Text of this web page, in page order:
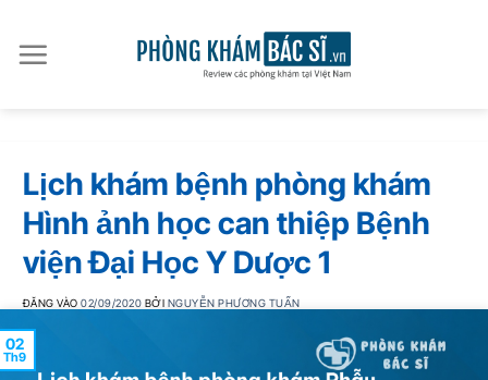
qua
nội
Lịch khám bệnh phòng khám
Hình ảnh học can thiệp Bệnh
viện Đại Học Y Dược 1
ĐĂNG VÀO02/09/2020 BỞI NGUYỄN PHƯƠNG TUẤN
02
Th9